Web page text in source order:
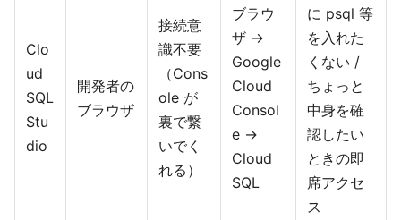
Clo
ud
SQL
Stu
dio
開発者の
ブラウザ
接続意
識不要
（Cons
ole が
裏で繋
いでく
れる）
ブラウ
ザ →
Google
Cloud
Consol
e →
Cloud
SQL
に psql 等
を入れた
くない /
ちょっと
中身を確
認したい
ときの即
席アクセ
ス